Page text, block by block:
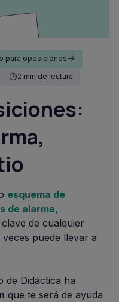
para oposiciones
2 min de lectura
esquema de
de alarma,
de cualquier
veces puede llevar a
de Didáctica ha
que te será de ayuda